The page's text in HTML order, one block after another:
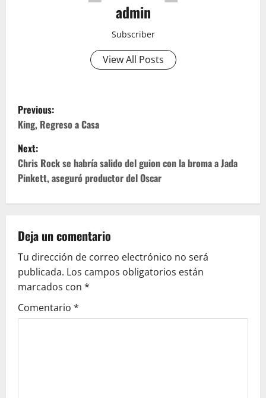
admin
Subscriber
View All Posts
P
o
s
t
n
a
v
i
g
Previous:
King, Regreso a Casa
Next:
Chris Rock se habría salido del guion con la broma a Jada
Pinkett, aseguró productor del Oscar
Deja un comentario
Tu dirección de correo electrónico no será
publicada. Los campos obligatorios están
marcados con *
Comentario *